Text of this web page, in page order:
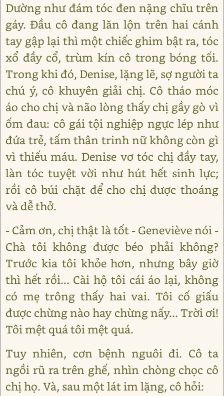
Dường như đám tóc đen nặng chĩu trên
gáy. Đầu cô đang lăn lộn trên hai cánh
tay gập lại thì một chiếc ghim bật ra, tóc
xổ đầy cổ, trùm kín cô trong bóng tối.
Trong khi đó, Denise, lặng lẽ, sợ người ta
chú ý, cô khuyên giải chị. Cô tháo móc
áo cho chị và não lòng thấy chị gầy gò vì
ốm đau: cô gái tội nghiệp ngực lép như
đứa trẻ, tấm thân trinh nữ không còn gì
vì thiếu máu. Denise vơ tóc chị đầy tay,
làn tóc tuyệt vời như hút hết sinh lực;
rồi cô búi chặt để cho chị được thoáng
và dễ thở.
- Cảm ơn, chị thật là tốt - Geneviève nói -
Chà tôi không được béo phải không?
Trước kia tôi khỏe hơn, nhưng bây giờ
thì hết rồi... Cài hộ tôi cái áo lại, không
có mẹ trông thấy hai vai. Tôi cố giấu
được chừng nào hay chừng nấy... Trời ơi!
Tôi mệt quá tôi mệt quá.
Tuy nhiên, cơn bệnh nguôi đi. Cô ta
ngồi rũ ra trên ghế, nhìn chòng chọc cô
chị họ. Và, sau một lát im lặng, cô hỏi: